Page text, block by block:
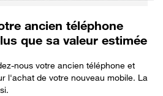
ancien téléphone
que sa valeur estimée
nous votre ancien téléphone et
l'achat de votre nouveau mobile. La